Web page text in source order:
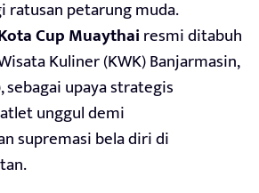
ratusan petarung muda.
Cup Muaythairesmi ditabuh
Kuliner (KWK) Banjarmasin,
sebagai upaya strategis
unggul demi
supremasi bela diri di